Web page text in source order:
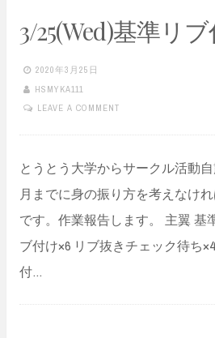
3/25(Wed)基準リ
2020年3月25日
HSMYKA111
LEAVE A COMMENT
とうとう大学からサークル活動
月までに身の振り方を考えなけ
です。作業報告します。 主翼 基
ブ付け×6 リブ抜きチェック待ち
付…